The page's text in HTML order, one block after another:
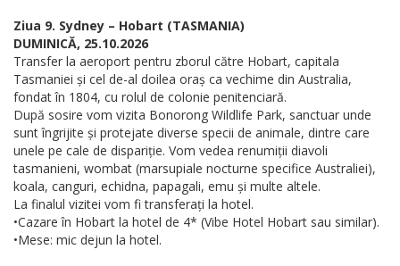
Ziua 9. Sydney – Hobart (TASMANIA)
DUMINICĂ, 25.10.2026
Transfer la aeroport pentru zborul către Hobart, capitala
Tasmaniei și cel de-al doilea oraș ca vechime din Australia,
fondat în 1804, cu rolul de colonie penitenciară.
După sosire vom vizita Bonorong Wildlife Park, sanctuar unde
sunt îngrijite și protejate diverse specii de animale, dintre care
unele pe cale de dispariție. Vom vedea renumiții diavoli
tasmanieni, wombat (marsupiale nocturne specifice Australiei),
koala, canguri, echidna, papagali, emu și multe altele.
La finalul vizitei vom fi transferați la hotel.
•Cazare în Hobart la hotel de 4* (Vibe Hotel Hobart sau similar).
•Mese: mic dejun la hotel.